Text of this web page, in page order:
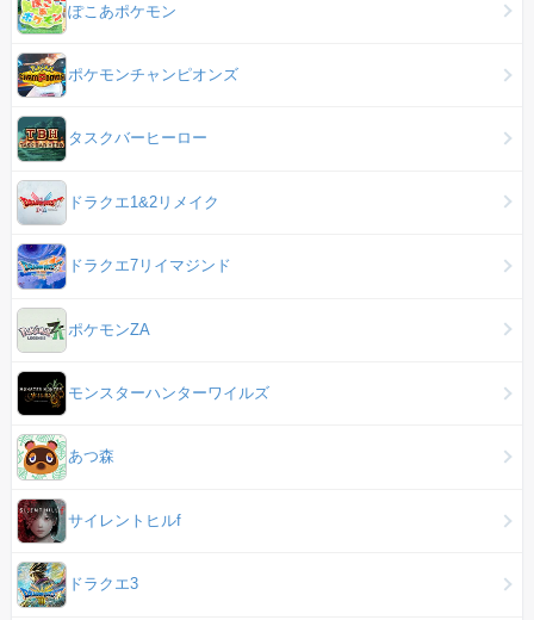
ぽこあポケモン
ポケモンチャンピオンズ
タスクバーヒーロー
ドラクエ1&2リメイク
ドラクエ7リイマジンド
ポケモンZA
モンスターハンターワイルズ
あつ森
サイレントヒルf
ドラクエ3